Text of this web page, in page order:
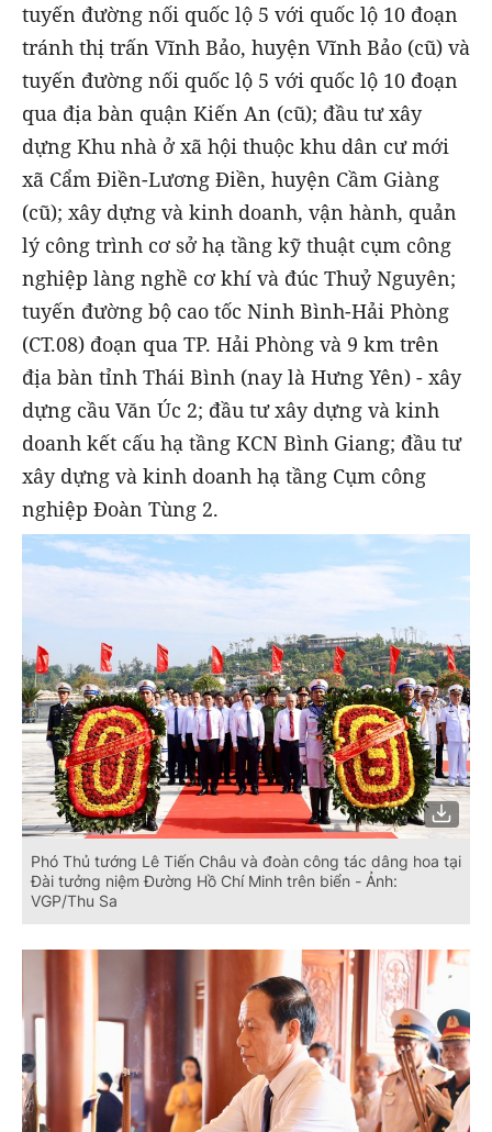
tuyến đường nối quốc lộ 5 với quốc lộ 10 đoạn
tránh thị trấn Vĩnh Bảo, huyện Vĩnh Bảo (cũ) và
tuyến đường nối quốc lộ 5 với quốc lộ 10 đoạn
qua địa bàn quận Kiến An (cũ); đầu tư xây
dựng Khu nhà ở xã hội thuộc khu dân cư mới
xã Cẩm Điền-Lương Điền, huyện Cầm Giàng
(cũ); xây dựng và kinh doanh, vận hành, quản
lý công trình cơ sở hạ tầng kỹ thuật cụm công
nghiệp làng nghề cơ khí và đúc Thuỷ Nguyên;
tuyến đường bộ cao tốc Ninh Bình-Hải Phòng
(CT.08) đoạn qua TP. Hải Phòng và 9 km trên
địa bàn tỉnh Thái Bình (nay là Hưng Yên) - xây
dựng cầu Văn Úc 2; đầu tư xây dựng và kinh
doanh kết cấu hạ tầng KCN Bình Giang; đầu tư
xây dựng và kinh doanh hạ tầng Cụm công
nghiệp Đoàn Tùng 2.
Phó Thủ tướng Lê Tiến Châu và đoàn công tác dâng hoa tại
Đài tưởng niệm Đường Hồ Chí Minh trên biển - Ảnh:
VGP/Thu Sa